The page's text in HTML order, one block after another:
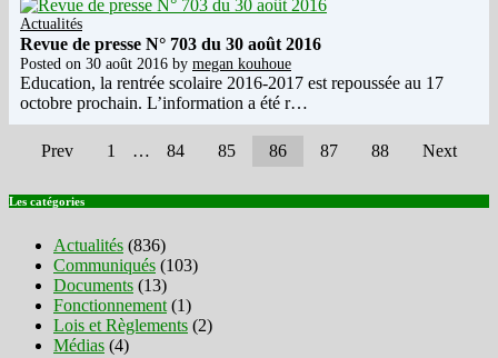
Actualités
Revue de presse N° 703 du 30 août 2016
Posted on 30 août 2016 by megan kouhoue
Education, la rentrée scolaire 2016-2017 est repoussée au 17
octobre prochain. L’information a été r…
Prev 1 … 84 85 86 87 88 Next
Les catégories
Actualités (836)
Communiqués (103)
Documents (13)
Fonctionnement (1)
Lois et Règlements (2)
Médias (4)